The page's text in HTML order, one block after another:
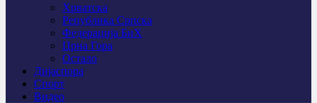
Хрватска
Република Српска
Федерација БиХ
Црна Гора
Остало
Дијаспора
Спорт
Видео